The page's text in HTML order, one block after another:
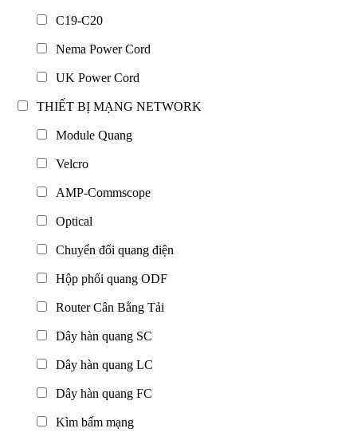
C19-C20
Nema Power Cord
UK Power Cord
THIẾT BỊ MẠNG NETWORK
Module Quang
Velcro
AMP-Commscope
Optical
Chuyển đổi quang điện
Hộp phối quang ODF
Router Cân Bằng Tải
Dây hàn quang SC
Dây hàn quang LC
Dây hàn quang FC
Kìm bấm mạng